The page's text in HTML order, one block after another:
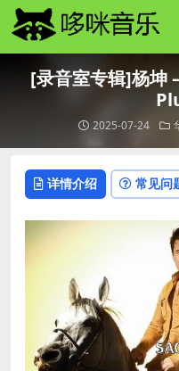
[录音室专辑]杨坤
2025-07-24
详情介绍 常见问